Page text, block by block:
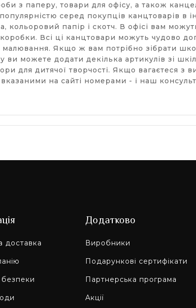
з паперу, товари для офісу, а також
серед покупців канцтоварів в
папір і скотч. В офісі вам
Всі ці канцтовари можуть чудово
малювання. Якщо ж вам потрібно зібрати
можете додати декілька артикулів зі
для дитячої творчості. Якщо вагаєтеся з
на сайті номерами - і наш
доставка
безпеки
Додатково
Виробники
Подарункові сертифікати
Партнерська програма
Акції